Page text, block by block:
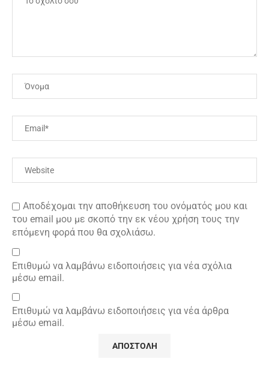
Αποδέχομαι την αποθήκευση του ονόματός μου και
του email μου με σκοπό την εκ νέου χρήση τους την
επόμενη φορά που θα σχολιάσω.
Επιθυμώ να λαμβάνω ειδοποιήσεις για νέα σχόλια
μέσω email.
Επιθυμώ να λαμβάνω ειδοποιήσεις για νέα άρθρα
μέσω email.